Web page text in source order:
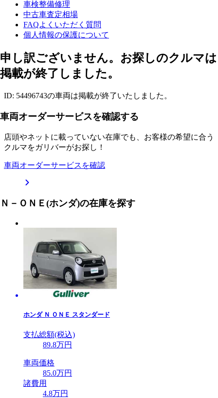
車検整備修理
中古車査定相場
FAQよくいただく質問
個人情報の保護について
申し訳ございません。お探しのクルマは
掲載が終了しました。
ID: 54496743の車両は掲載が終了いたしました。
車両オーダーサービスを確認する
店頭やネットに載っていない在庫でも、お客様の希望に合う
クルマをガリバーがお探し！
車両オーダーサービスを確認
Ｎ－ＯＮＥ(ホンダ)の在庫を探す
ホンダ Ｎ ＯＮＥ スタンダード
支払総額(税込)
89.8万円
車両価格
85.0万円
諸費用
4.8万円